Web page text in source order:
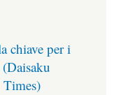
chiave per i
Times)